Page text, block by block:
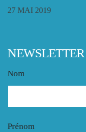
27 MAI 2019
NEWSLETTER
Nom
Prénom